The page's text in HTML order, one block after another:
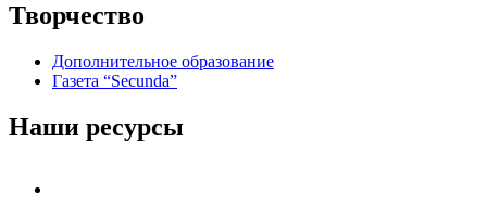
Творчество
Дополнительное образование
Газета “Secunda”
Наши ресурсы